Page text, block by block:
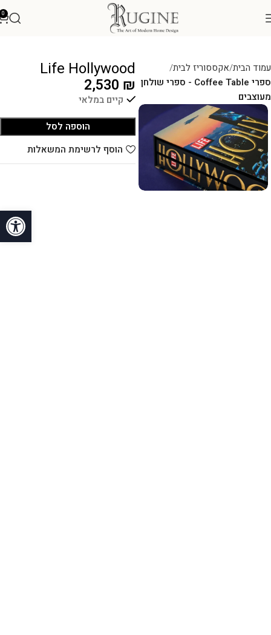
פתח
0
עמוד הבית אקססוריז לבית
ספרי Coffee Table - ספרי שולחן
מעוצבים
Life Hollywood
2,530 ₪
קיים במלאי
הוספה לסל
הוסף לרשימת המשאלות